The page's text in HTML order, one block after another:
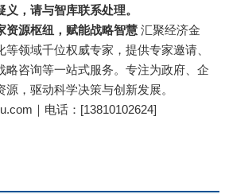
，请与智库联系处理。
源枢纽，赋能战略智慧汇聚经济金
领域千位权威专家，提供专家邀请、
略咨询等一站式服务。专注为政府、企
，驱动科学决策与创新发展。
｜电话：[13810102624]